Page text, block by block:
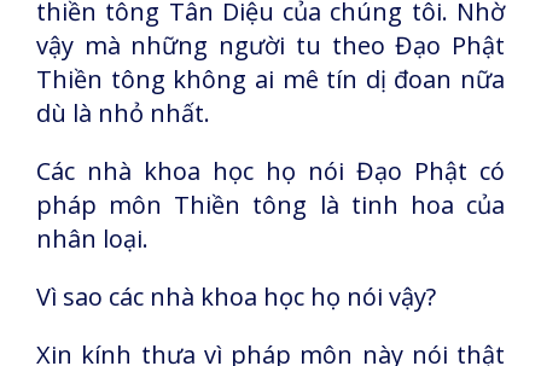
thiền tông Tân Diệu của chúng tôi. Nhờ
vậy mà những người tu theo Đạo Phật
Thiền tông không ai mê tín dị đoan nữa
dù là nhỏ nhất.
Các nhà khoa học họ nói Đạo Phật có
pháp môn Thiền tông là tinh hoa của
nhân loại.
Vì sao các nhà khoa học họ nói vậy?
Xin kính thưa vì pháp môn này nói thật